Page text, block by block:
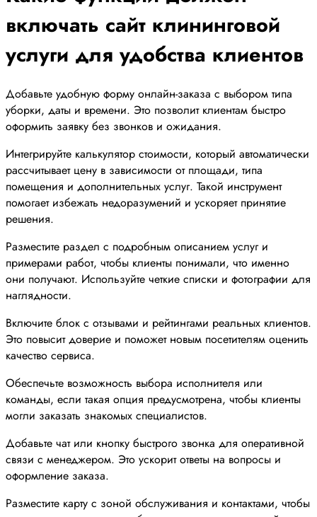
включать сайт клининговой
услуги для удобства клиентов
Добавьте удобную форму онлайн-заказа с выбором типа
уборки, даты и времени. Это позволит клиентам быстро
оформить заявку без звонков и ожидания.
Интегрируйте калькулятор стоимости, который автоматически
рассчитывает цену в зависимости от площади, типа
помещения и дополнительных услуг. Такой инструмент
помогает избежать недоразумений и ускоряет принятие
решения.
Разместите раздел с подробным описанием услуг и
примерами работ, чтобы клиенты понимали, что именно
они получают. Используйте четкие списки и фотографии для
наглядности.
Включите блок с отзывами и рейтингами реальных клиентов.
Это повысит доверие и поможет новым посетителям оценить
качество сервиса.
Обеспечьте возможность выбора исполнителя или
команды, если такая опция предусмотрена, чтобы клиенты
могли заказать знакомых специалистов.
Добавьте чат или кнопку быстрого звонка для оперативной
связи с менеджером. Это ускорит ответы на вопросы и
оформление заказа.
Разместите карту с зоной обслуживания и контактами, чтобы